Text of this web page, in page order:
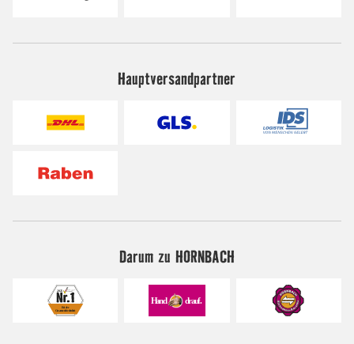
Hauptversandpartner
Darum zu HORNBACH